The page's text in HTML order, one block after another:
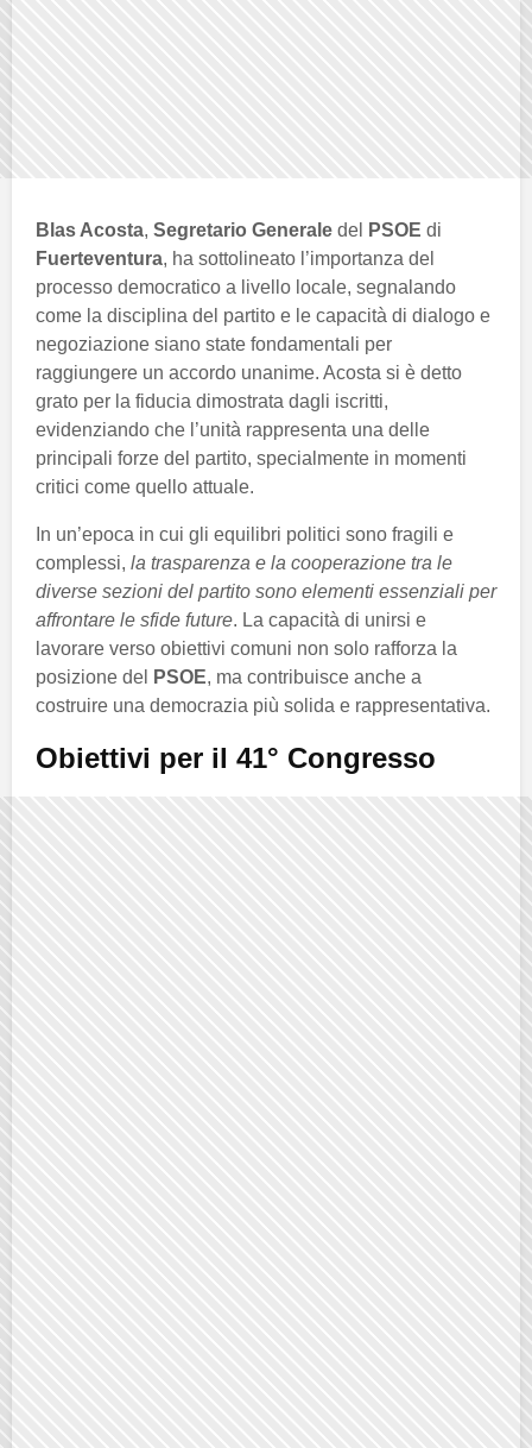
Blas Acosta, Segretario Generale del PSOE di
Fuerteventura, ha sottolineato l’importanza del
processo democratico a livello locale, segnalando
come la disciplina del partito e le capacità di dialogo e
negoziazione siano state fondamentali per
raggiungere un accordo unanime. Acosta si è detto
grato per la fiducia dimostrata dagli iscritti,
evidenziando che l’unità rappresenta una delle
principali forze del partito, specialmente in momenti
critici come quello attuale.
In un’epoca in cui gli equilibri politici sono fragili e
complessi, la trasparenza e la cooperazione tra le
diverse sezioni del partito sono elementi essenziali per
affrontare le sfide future. La capacità di unirsi e
lavorare verso obiettivi comuni non solo rafforza la
posizione del
PSOE, ma contribuisce anche a
costruire una democrazia più solida e rappresentativa.
Obiettivi per il 41° Congresso